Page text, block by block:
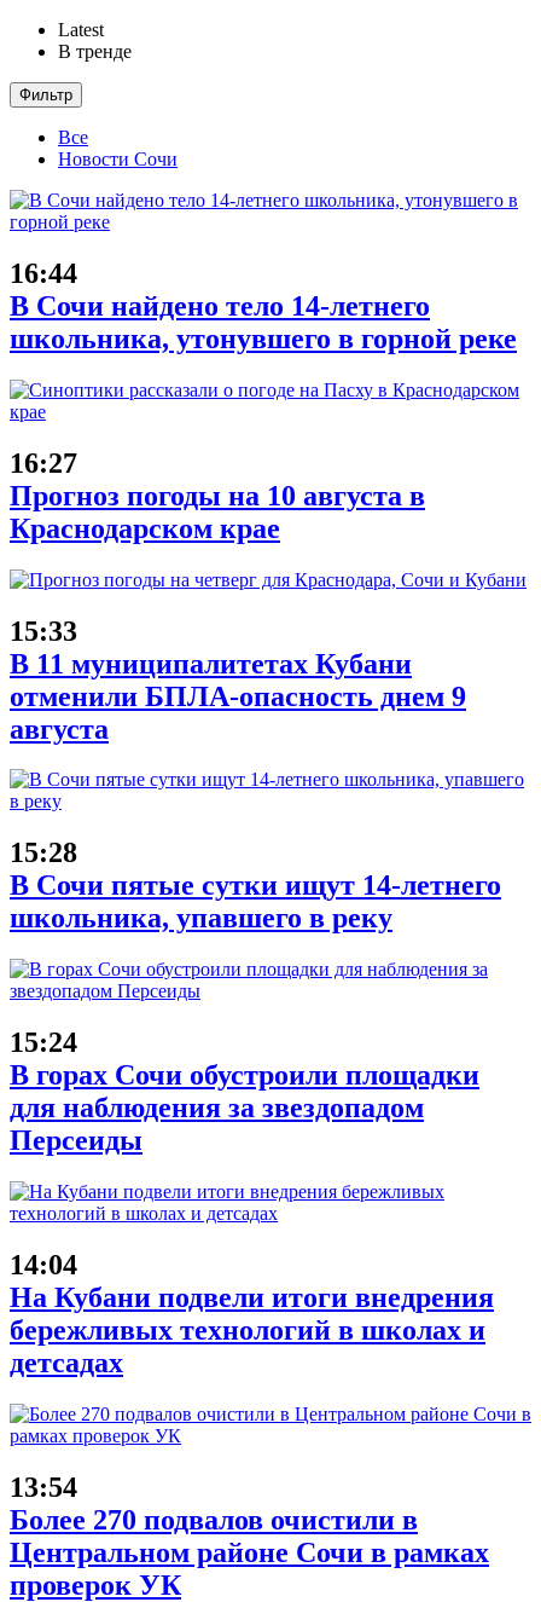
Latest
В тренде
Фильтр
Все
Новости Сочи
16:44
В Сочи найдено тело 14-летнего
школьника, утонувшего в горной реке
16:27
Прогноз погоды на 10 августа в
Краснодарском крае
15:33
В 11 муниципалитетах Кубани
отменили БПЛА-опасность днем 9
августа
15:28
В Сочи пятые сутки ищут 14-летнего
школьника, упавшего в реку
15:24
В горах Сочи обустроили площадки
для наблюдения за звездопадом
Персеиды
14:04
На Кубани подвели итоги внедрения
бережливых технологий в школах и
детсадах
13:54
Более 270 подвалов очистили в
Центральном районе Сочи в рамках
проверок УК